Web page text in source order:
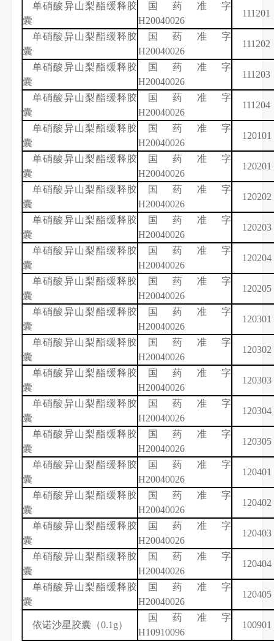
单硝酸异山梨酯缓释胶
囊
国药准字
H20040026
111201
单硝酸异山梨酯缓释胶
囊
国药准字
H20040026
111202
单硝酸异山梨酯缓释胶
囊
国药准字
H20040026
111203
单硝酸异山梨酯缓释胶
囊
国药准字
H20040026
111204
单硝酸异山梨酯缓释胶
囊
国药准字
H20040026
120101
单硝酸异山梨酯缓释胶
囊
国药准字
H20040026
120201
单硝酸异山梨酯缓释胶
囊
国药准字
H20040026
120202
单硝酸异山梨酯缓释胶
囊
国药准字
H20040026
120203
单硝酸异山梨酯缓释胶
囊
国药准字
H20040026
120204
单硝酸异山梨酯缓释胶
囊
国药准字
H20040026
120205
单硝酸异山梨酯缓释胶
囊
国药准字
H20040026
120301
单硝酸异山梨酯缓释胶
囊
国药准字
H20040026
120302
单硝酸异山梨酯缓释胶
囊
国药准字
H20040026
120303
单硝酸异山梨酯缓释胶
囊
国药准字
H20040026
120304
单硝酸异山梨酯缓释胶
囊
国药准字
H20040026
120305
单硝酸异山梨酯缓释胶
囊
国药准字
H20040026
120401
单硝酸异山梨酯缓释胶
囊
国药准字
H20040026
120402
单硝酸异山梨酯缓释胶
囊
国药准字
H20040026
120403
单硝酸异山梨酯缓释胶
囊
国药准字
H20040026
120404
单硝酸异山梨酯缓释胶
囊
国药准字
H20040026
120405
依诺沙星 胶囊（0.1g）
国药准字
H10910096
100901